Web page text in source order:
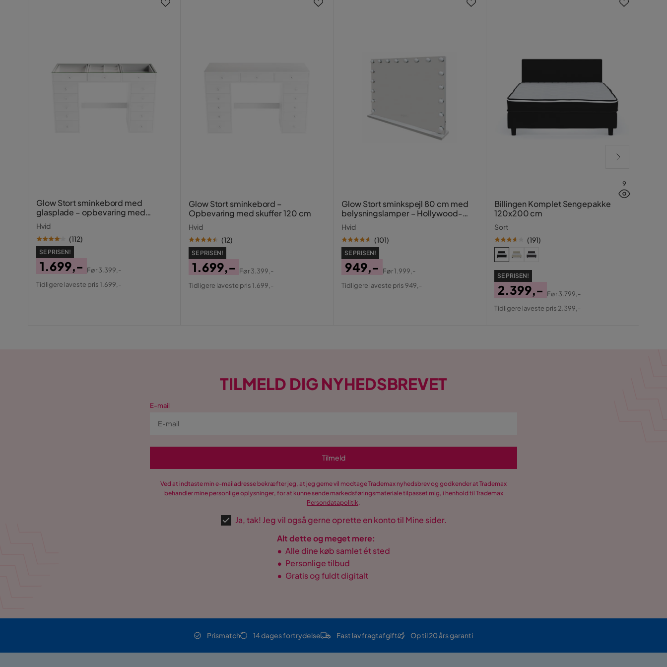
Glow Stort sminkebord med
glasplade – opbevaring med
skuffer og rum 120 cm
Hvid
(112)
SE PRISEN!
Pris
1.699,-
Original
Før3.399,-
Tidligere laveste pris 1.699,-
Glow Stort sminkebord –
Opbevaring med skuffer 120 cm
Hvid
(12)
SE PRISEN!
Pris
1.699,-
Original
Før3.399,-
Tidligere laveste pris 1.699,-
Glow Stort sminkspejl 80 cm med
belysningslamper – Hollywood-
spejl med USB-opladning
Hvid
(101)
SE PRISEN!
Pris
949,-
Original
Før1.999,-
Tidligere laveste pris 949,-
9
Billingen Komplet Sengepakke
120x200 cm
Sort
(191)
SE PRISEN!
Pris
2.399,-
Original
Før3.799,-
Tidligere laveste pris 2.399,-
TILMELD DIG NYHEDSBREVET
E-mail
Tilmeld
Ved at indtaste min e-mailadresse bekræfter jeg, at jeg gerne vil modtage Trademax nyhedsbrev og godkender at Trademax
behandler mine personlige oplysninger, for at kunne sende markedsføringsmateriale tilpasset mig, i henhold til Trademax
Persondatapolitik.
Ja, tak! Jeg vil også gerne oprette en konto til Mine sider.
Alt dette og meget mere:
• Alle dine køb samlet ét sted
• Personlige tilbud
• Gratis og fuldt digitalt
Prismatch 14 dages fortrydelse Fast lav fragtafgift Op til 20 års garanti